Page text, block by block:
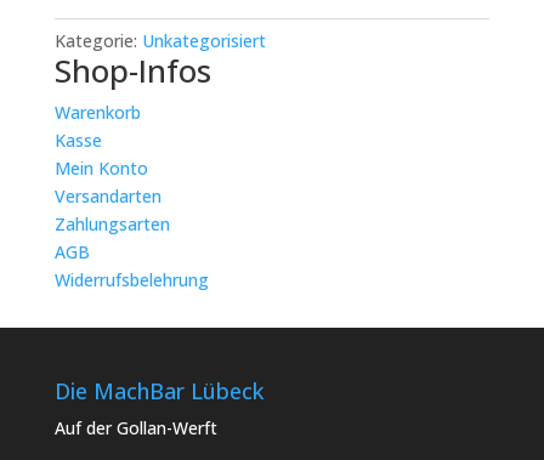
Dienstag,
27.8.
(Töpfern&Co)
Menge
Kategorie: Unkategorisiert
Shop-Infos
Warenkorb
Kasse
Mein Konto
Versandarten
Zahlungsarten
AGB
Widerrufsbelehrung
Die MachBar Lübeck
Auf der Gollan-Werft